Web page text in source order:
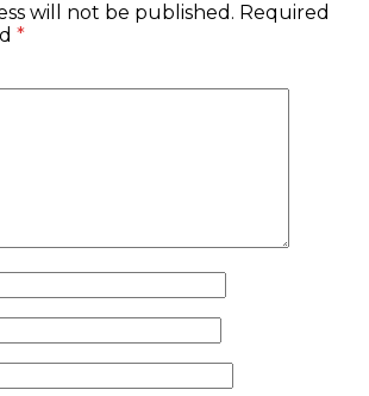
will not be published. Required
*